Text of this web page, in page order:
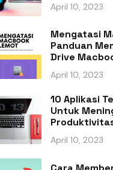
April 10, 2023
Mengatasi
Panduan
Drive
April 10, 2023
10 Aplikasi
Untuk
April 10, 2023